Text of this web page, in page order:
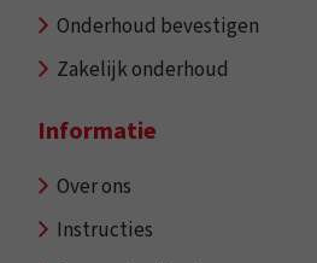
Onderhoud bevestigen
Zakelijk onderhoud
Informatie
Over ons
Instructies